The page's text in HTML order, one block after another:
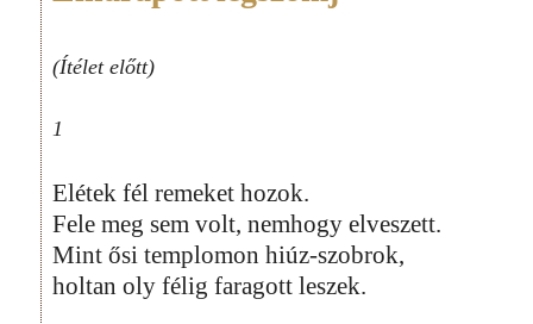
(Ítélet előtt)
1
Elétek fél remeket hozok.
Fele meg sem volt, nemhogy elveszett.
Mint ősi templomon hiúz-szobrok,
holtan oly félig faragott leszek.